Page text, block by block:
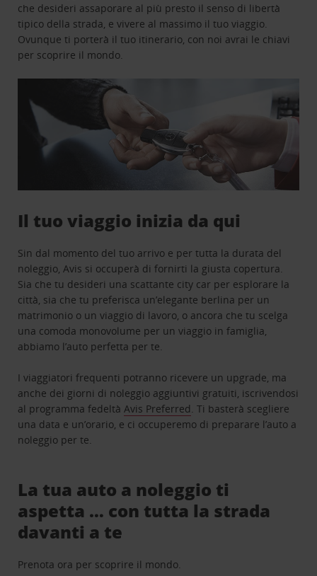
che desideri assaporare al più presto il senso di libertà
tipico della strada, e vivere al massimo il tuo viaggio.
Ovunque ti porterà il tuo itinerario, con noi avrai le chiavi
per scoprire il mondo.
Il tuo viaggio inizia da qui
Sin dal momento del tuo arrivo e per tutta la durata del
noleggio, Avis si occuperà di fornirti la giusta copertura.
Sia che tu desideri una scattante city car per esplorare la
città, sia che tu preferisca un’elegante berlina per un
matrimonio o un viaggio di lavoro, o ancora che tu scelga
una comoda monovolume per un viaggio in famiglia,
abbiamo l’auto perfetta per te.
I viaggiatori frequenti potranno ricevere un upgrade, ma
anche dei giorni di noleggio aggiuntivi gratuiti, iscrivendosi
al programma fedeltàAvis Preferred. Ti basterà scegliere
una data e un’orario, e ci occuperemo di preparare l’auto a
noleggio per te.
La tua auto a noleggio ti
aspetta … con tutta la strada
davanti a te
Prenota ora per scoprire il mondo.